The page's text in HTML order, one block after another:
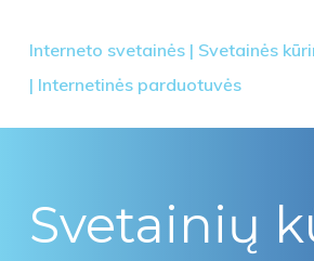
Interneto svetainės | Svetainės
| Internetinės parduotuvės
Svetainių